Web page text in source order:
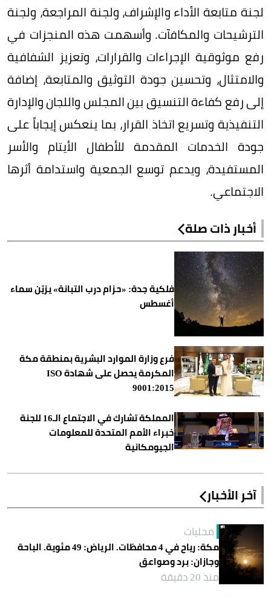
لجنة متابعة الأداء والإشراف، ولجنة المراجعة، ولجنة
الترشيحات والمكافآت. وأسهمت هذه المنجزات في
رفع موثوقية الإجراءات والقرارات، وتعزيز الشفافية
والامتثال، وتحسين جودة التوثيق والمتابعة، إضافة
إلى رفع كفاءة التنسيق بين المجلس واللجان والإدارة
التنفيذية وتسريع اتخاذ القرار، بما ينعكس إيجاباً على
جودة الخدمات المقدمة للأطفال الأيتام والأسر
المستفيدة، ويدعم توسع الجمعية واستدامة أثرها
الاجتماعي.
أخبار ذات صلة
فلكية جدة: «حزام درب التبانة» يزيّن سماء
أغسطس
فرع وزارة الموارد البشرية بمنطقة مكة
المكرمة يحصل على شهادة ISO
9001:2015
المملكة تشارك في الاجتماع الـ16 للجنة
خبراء الأمم المتحدة للمعلومات
الجيومكانية
آخر الأخبار
محليات
مكة: رياح في 4 محافظات. الرياض: 49 مئوية. الباحة
وجازان: برد وصواعق
منذ 20 دقيقة